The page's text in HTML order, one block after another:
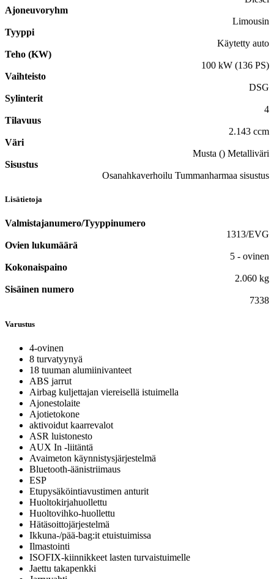
Ajoneuvoryhm
Limousin
Tyyppi
Käytetty auto
Teho (KW)
100 kW (136 PS)
Vaihteisto
DSG
Sylinterit
4
Tilavuus
2.143 ccm
Väri
Musta () Metalliväri
Sisustus
Osanahkaverhoilu Tummanharmaa sisustus
Lisätietoja
Valmistajanumero/Tyyppinumero
1313/EVG
Ovien lukumäärä
5 - ovinen
Kokonaispaino
2.060 kg
Sisäinen numero
7338
Varustus
4-ovinen
8 turvatyynyä
18 tuuman alumiinivanteet
ABS jarrut
Airbag kuljettajan viereisellä istuimella
Ajonestolaite
Ajotietokone
aktivoidut kaarrevalot
ASR luistonesto
AUX In -liitäntä
Avaimeton käynnistysjärjestelmä
Bluetooth-äänistriimaus
ESP
Etupysäköintiavustimen anturit
Huoltokirjahuollettu
Huoltovihko-huollettu
Hätäsoittojärjestelmä
Ikkuna-/pää-bag:it etuistuimissa
Ilmastointi
ISOFIX-kiinnikkeet lasten turvaistuimelle
Jaettu takapenkki